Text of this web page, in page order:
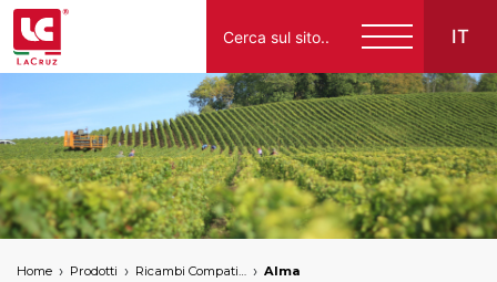
IT
Italiano
English
Français
Home Prodotti Ricambi Compatibili per Vendemmiatrici a Marchio Alma